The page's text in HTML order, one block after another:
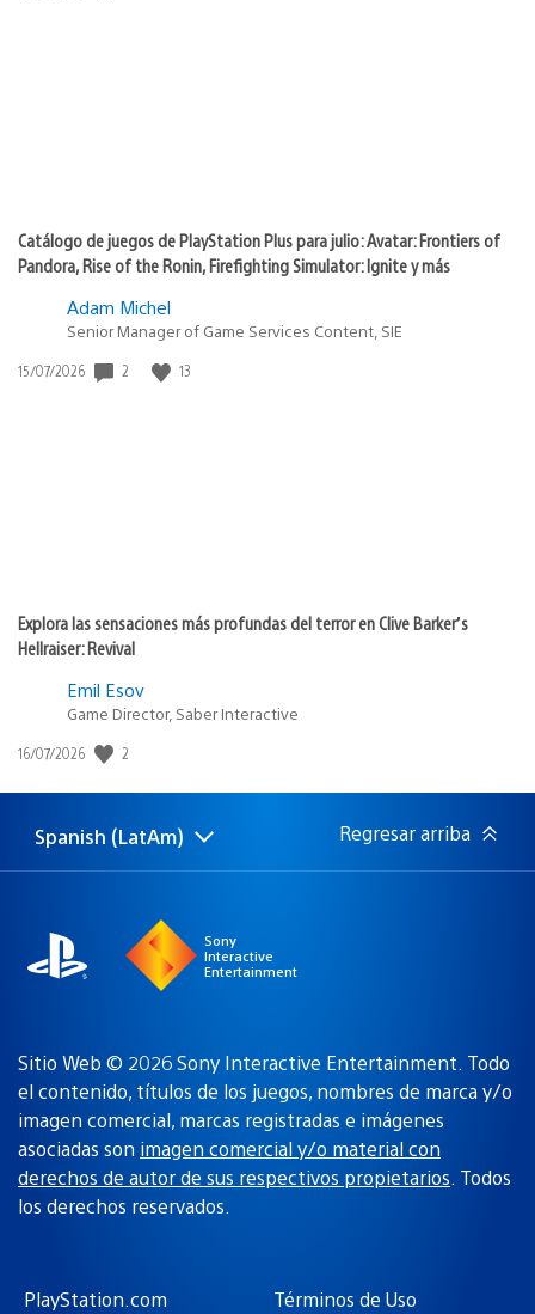
Catálogo de juegos de PlayStation Plus para julio: Avatar: Frontiers of
Pandora, Rise of the Ronin, Firefighting Simulator: Ignite y más
Adam Michel
Senior Manager of Game Services Content, SIE
Fecha
15/07/2026 2 13
Explora las sensaciones más profundas del terror en Clive Barker’s
Hellraiser: Revival
Emil Esov
Game Director, Saber Interactive
Fecha
publicación:
16/07/2026 2
Elige
Región
Spanish (LatAm) Regresar arriba
Sony
Interactive
Entertainment
Sitio Web © 2026 Sony Interactive Entertainment. Todo
el contenido, títulos de los juegos, nombres de marca y/o
imagen comercial, marcas registradas e imágenes
asociadas son imagen comercial y/o material con
derechos de autor de sus respectivos propietarios. Todos
los derechos reservados.
PlayStation.com Términos de Uso